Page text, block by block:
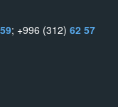
; +996 (312) 62 57